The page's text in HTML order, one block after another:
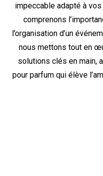
impeccable adapté à
comprenons
l’organisation d’un
nous mettons tout en
solutions clés en main,
pour parfum qui élève